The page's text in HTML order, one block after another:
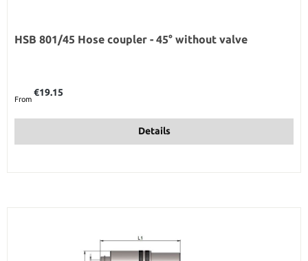
HSB 801/45 Hose coupler - 45° without valve
From
€19.15
Details